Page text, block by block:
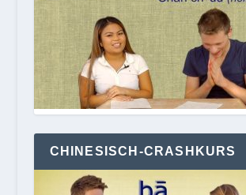
CHINESISCH-CRASHKURS